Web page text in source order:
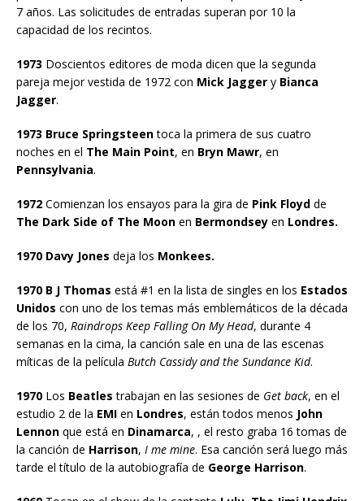
7 años. Las solicitudes de entradas superan por 10 la
capacidad de los recintos.
1973 Doscientos editores de moda dicen que la segunda
pareja mejor vestida de 1972 con Mick Jagger y Bianca
Jagger.
1973 Bruce Springsteentoca la primera de sus cuatro
noches en el The Main Point, en Bryn Mawr, en
Pennsylvania.
1972 Comienzan los ensayos para la gira de Pink Floyd de
The Dark Side of The Moon en Bermondsey en Londres.
1970 Davy Jones deja los Monkees.
1970 B J Thomas está #1 en la lista de singles en los Estados
Unidos con uno de los temas más emblemáticos de la década
de los 70, Raindrops Keep Falling On My Head, durante 4
semanas en la cima, la canción sale en una de las escenas
míticas de la película Butch Cassidy and the Sundance Kid.
1970 Los Beatles trabajan en las sesiones de Get back, en el
estudio 2 de la EMI en Londres, están todos menos John
Lennon que está en Dinamarca, , el resto graba 16 tomas de
la canción de Harrison, I me mine. Esa canción será luego más
tarde el título de la autobiografía de George Harrison.